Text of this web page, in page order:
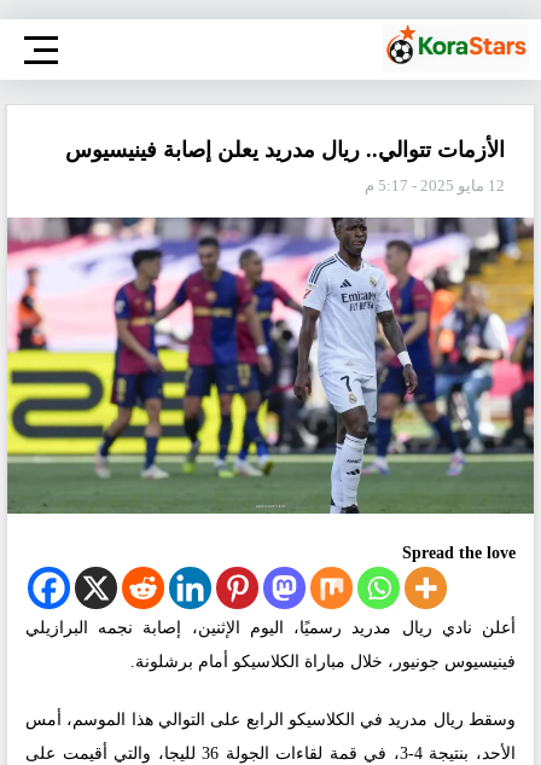
الأزمات تتوالي.. ريال مدريد يعلن إصابة فينيسيوس
12 مايو 2025 - 5:17 م
Spread the love
أعلن نادي ريال مدريد رسميًا، اليوم الإثنين، إصابة نجمه البرازيلي
فينيسيوس جونيور، خلال مباراة الكلاسيكو أمام برشلونة.
وسقط ريال مدريد في الكلاسيكو الرابع على التوالي هذا الموسم، أمس
الأحد، بنتيجة 4-3، في قمة لقاءات الجولة 36 لليجا، والتي أقيمت على